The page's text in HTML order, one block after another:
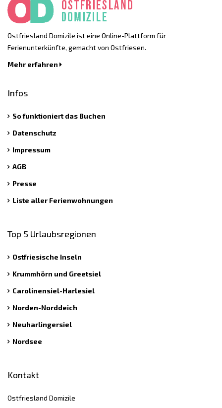
Ostfriesland Domizile ist eine Online-Plattform für
Ferienunterkünfte, gemacht von Ostfriesen.
Mehr erfahren
Infos
So funktioniert das Buchen
Datenschutz
Impressum
AGB
Presse
Liste aller Ferienwohnungen
Top 5 Urlaubsregionen
Ostfriesische Inseln
Krummhörn und Greetsiel
Carolinensiel-Harlesiel
Norden-Norddeich
Neuharlingersiel
Nordsee
Kontakt
Ostfriesland Domizile